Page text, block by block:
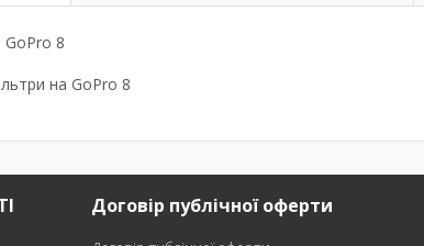
GoPro 8
на GoPro 8
Договір публічної оферти